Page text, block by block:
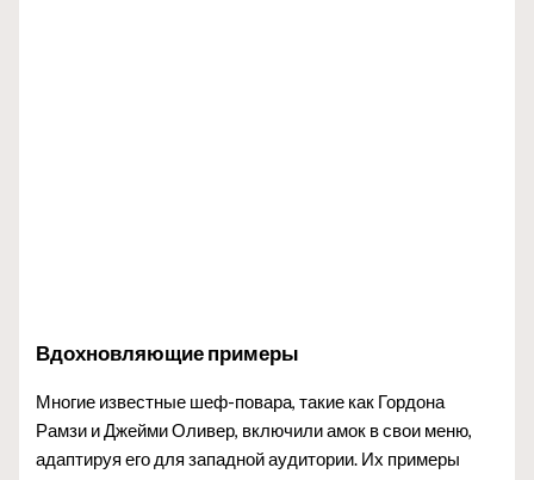
Вдохновляющие примеры
Многие известные шеф-повара, такие как Гордона
Рамзи и Джейми Оливер, включили амок в свои меню,
адаптируя его для западной аудитории. Их примеры